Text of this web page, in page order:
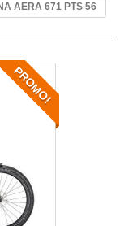
AERA 671 PTS 56
PROMO!